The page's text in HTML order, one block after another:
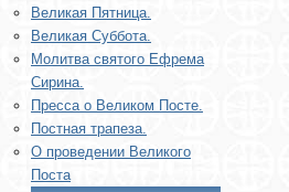
Великая Пятница.
Великая Суббота.
Молитва святого Ефрема
Сирина.
Пресса о Великом Посте.
Постная трапеза.
О проведении Великого
Поста